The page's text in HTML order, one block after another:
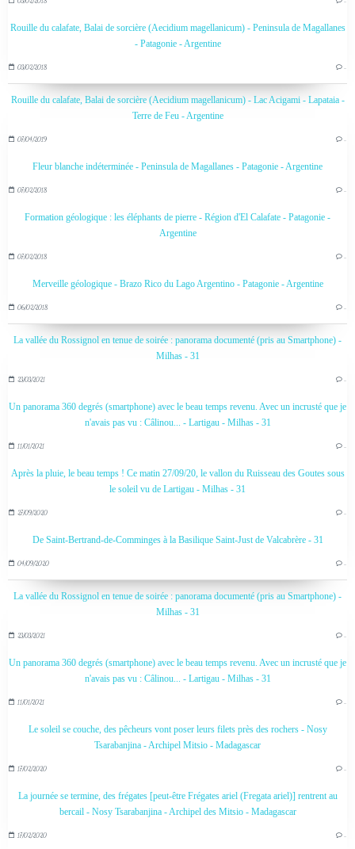
Rouille du calafate, Balai de sorcière (Aecidium magellanicum) - Peninsula de Magallanes
- Patagonie - Argentine
03/02/2018 …
Rouille du calafate, Balai de sorcière (Aecidium magellanicum) - Lac Acigami - Lapataia -
Terre de Feu - Argentine
07/04/2019 …
Fleur blanche indéterminée - Peninsula de Magallanes - Patagonie - Argentine
07/02/2018 …
Formation géologique : les éléphants de pierre - Région d'El Calafate - Patagonie -
Argentine
07/02/2018 …
Merveille géologique - Brazo Rico du Lago Argentino - Patagonie - Argentine
06/02/2018 …
La vallée du Rossignol en tenue de soirée : panorama documenté (pris au Smartphone) -
Milhas - 31
23/03/2021 …
Un panorama 360 degrés (smartphone) avec le beau temps revenu. Avec un incrusté que je
n'avais pas vu : Câlinou... - Lartigau - Milhas - 31
11/01/2021 …
Après la pluie, le beau temps ! Ce matin 27/09/20, le vallon du Ruisseau des Goutes sous
le soleil vu de Lartigau - Milhas - 31
27/09/2020 …
De Saint-Bertrand-de-Comminges à la Basilique Saint-Just de Valcabrère - 31
04/09/2020 …
La vallée du Rossignol en tenue de soirée : panorama documenté (pris au Smartphone) -
Milhas - 31
23/03/2021 …
Un panorama 360 degrés (smartphone) avec le beau temps revenu. Avec un incrusté que je
n'avais pas vu : Câlinou... - Lartigau - Milhas - 31
11/01/2021 …
Le soleil se couche, des pêcheurs vont poser leurs filets près des rochers - Nosy
Tsarabanjina - Archipel Mitsio - Madagascar
17/02/2020 …
La journée se termine, des frégates [peut-être Frégates ariel (Fregata ariel)] rentrent au
bercail - Nosy Tsarabanjina - Archipel des Mitsio - Madagascar
17/02/2020 …